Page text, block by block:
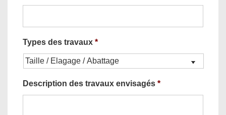
Types des travaux *
Description des travaux envisagés *